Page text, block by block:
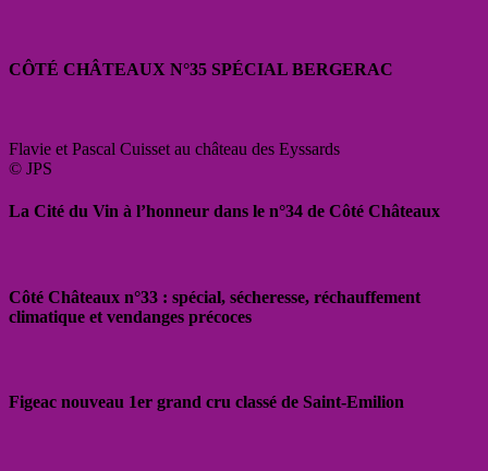
CÔTÉ CHÂTEAUX N°35 SPÉCIAL BERGERAC
Flavie et Pascal Cuisset au château des Eyssards
© JPS
La Cité du Vin à l’honneur dans le n°34 de Côté Châteaux
Côté Châteaux n°33 : spécial, sécheresse, réchauffement
climatique et vendanges précoces
Figeac nouveau 1er grand cru classé de Saint-Emilion